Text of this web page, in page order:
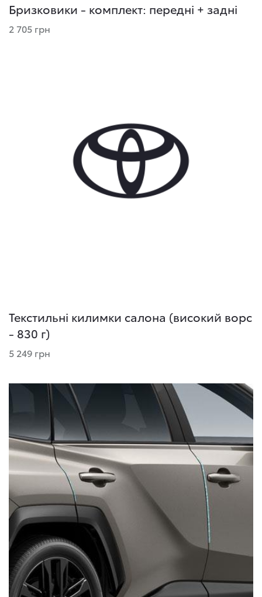
Бризковики - комплект: передні + задні
2 705 грн
Текстильні килимки салона (високий ворс
- 830 г)
5 249 грн